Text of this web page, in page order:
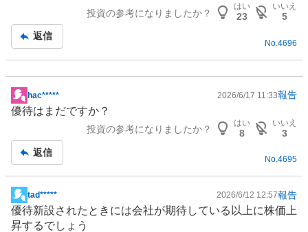
事
投資の参考になりましたか？
はい
23
いいえ
5
返信
No. 4696
掲
示
事
hac***** 2026/6/17 11:33報告
優待はまだですか？
投資の参考になりましたか？
はい
8
いいえ
3
返信
No.4695
掲
示
tad***** 2026/6/12 12:57報告
優待新設されたときには会社が期待している以上に株価上
昇するでしょう